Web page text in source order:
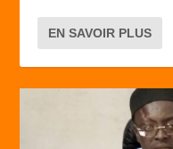
EN SAVOIR PLUS